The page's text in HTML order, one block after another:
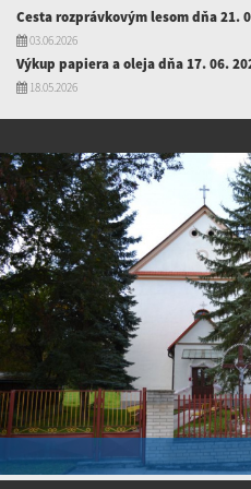
Cesta rozprávkovým lesom dňa 21.
03.06.2026
Výkup papiera a oleja dňa 17. 06.
18.05.2026